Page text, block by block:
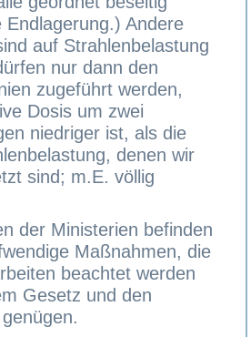
Endlagerung.) Andere
auf Strahlenbelastung
nur dann den
zugeführt werden,
Dosis um zwei
niedriger ist, als die
denen wir
sind; m.E. völlig
der Ministerien befinden
Maßnahmen, die
beachtet werden
Gesetz und den